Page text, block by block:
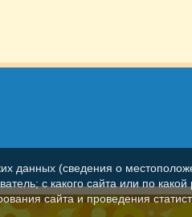
данных (сведения о
с какого сайта или по
сайта и проведения